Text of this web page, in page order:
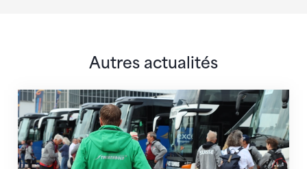
Autres actualités
Twerenbold devient le partenaire officiel de la FSG